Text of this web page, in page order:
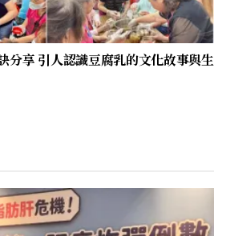
分享 引人認識豆腐乳的文化故事與生